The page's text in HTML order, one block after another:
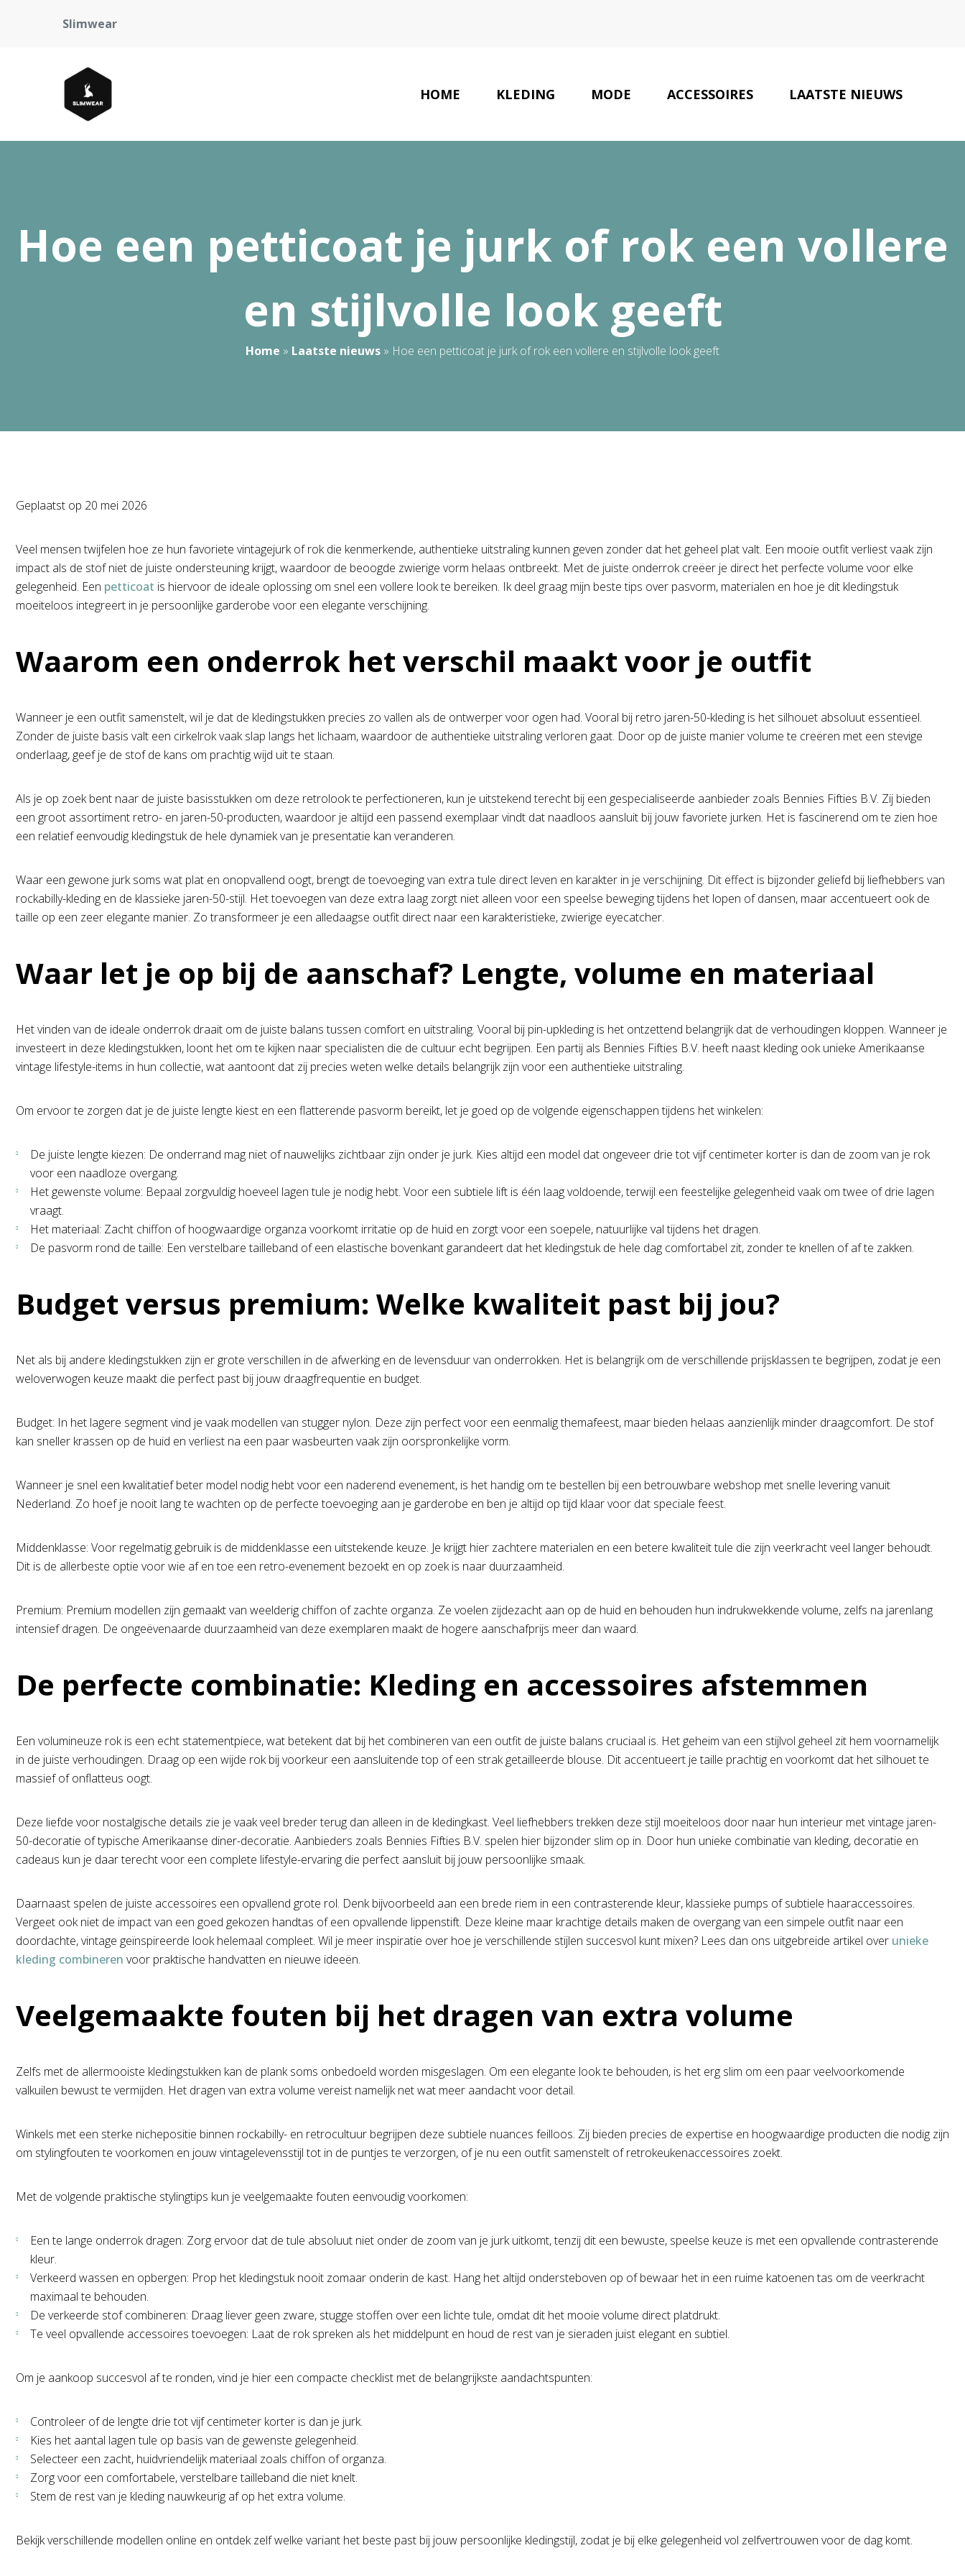
Slimwear
HOME KLEDING MODE ACCESSOIRES LAATSTE NIEUWS
Hoe een petticoat je jurk of rok een vollere
en stijlvolle look geeft
Home » Laatste nieuws » Hoe een petticoat je jurk of rok een vollere en stijlvolle look geeft
Geplaatst op 20 mei 2026
Veel mensen twijfelen hoe ze hun favoriete vintagejurk of rok die kenmerkende, authentieke uitstraling kunnen geven zonder dat het geheel plat valt. Een mooie outfit verliest vaak zijn
impact als de stof niet de juiste ondersteuning krijgt, waardoor de beoogde zwierige vorm helaas ontbreekt. Met de juiste onderrok creëer je direct het perfecte volume voor elke
gelegenheid. Een petticoat is hiervoor de ideale oplossing om snel een vollere look te bereiken. Ik deel graag mijn beste tips over pasvorm, materialen en hoe je dit kledingstuk
moeiteloos integreert in je persoonlijke garderobe voor een elegante verschijning.
Waarom een onderrok het verschil maakt voor je outfit
Wanneer je een outfit samenstelt, wil je dat de kledingstukken precies zo vallen als de ontwerper voor ogen had. Vooral bij retro jaren-50-kleding is het silhouet absoluut essentieel.
Zonder de juiste basis valt een cirkelrok vaak slap langs het lichaam, waardoor de authentieke uitstraling verloren gaat. Door op de juiste manier volume te creëren met een stevige
onderlaag, geef je de stof de kans om prachtig wijd uit te staan.
Als je op zoek bent naar de juiste basisstukken om deze retrolook te perfectioneren, kun je uitstekend terecht bij een gespecialiseerde aanbieder zoals Bennies Fifties B.V. Zij bieden
een groot assortiment retro- en jaren-50-producten, waardoor je altijd een passend exemplaar vindt dat naadloos aansluit bij jouw favoriete jurken. Het is fascinerend om te zien hoe
een relatief eenvoudig kledingstuk de hele dynamiek van je presentatie kan veranderen.
Waar een gewone jurk soms wat plat en onopvallend oogt, brengt de toevoeging van extra tule direct leven en karakter in je verschijning. Dit effect is bijzonder geliefd bij liefhebbers van
rockabilly-kleding en de klassieke jaren-50-stijl. Het toevoegen van deze extra laag zorgt niet alleen voor een speelse beweging tijdens het lopen of dansen, maar accentueert ook de
taille op een zeer elegante manier. Zo transformeer je een alledaagse outfit direct naar een karakteristieke, zwierige eyecatcher.
Waar let je op bij de aanschaf? Lengte, volume en materiaal
Het vinden van de ideale onderrok draait om de juiste balans tussen comfort en uitstraling. Vooral bij pin-upkleding is het ontzettend belangrijk dat de verhoudingen kloppen. Wanneer je
investeert in deze kledingstukken, loont het om te kijken naar specialisten die de cultuur echt begrijpen. Een partij als Bennies Fifties B.V. heeft naast kleding ook unieke Amerikaanse
vintage lifestyle-items in hun collectie, wat aantoont dat zij precies weten welke details belangrijk zijn voor een authentieke uitstraling.
Om ervoor te zorgen dat je de juiste lengte kiest en een flatterende pasvorm bereikt, let je goed op de volgende eigenschappen tijdens het winkelen:
De juiste lengte kiezen: De onderrand mag niet of nauwelijks zichtbaar zijn onder je jurk. Kies altijd een model dat ongeveer drie tot vijf centimeter korter is dan de zoom van je rok
voor een naadloze overgang.
Het gewenste volume: Bepaal zorgvuldig hoeveel lagen tule je nodig hebt. Voor een subtiele lift is één laag voldoende, terwijl een feestelijke gelegenheid vaak om twee of drie lagen
vraagt.
Het materiaal: Zacht chiffon of hoogwaardige organza voorkomt irritatie op de huid en zorgt voor een soepele, natuurlijke val tijdens het dragen.
De pasvorm rond de taille: Een verstelbare tailleband of een elastische bovenkant garandeert dat het kledingstuk de hele dag comfortabel zit, zonder te knellen of af te zakken.
Budget versus premium: Welke kwaliteit past bij jou?
Net als bij andere kledingstukken zijn er grote verschillen in de afwerking en de levensduur van onderrokken. Het is belangrijk om de verschillende prijsklassen te begrijpen, zodat je een
weloverwogen keuze maakt die perfect past bij jouw draagfrequentie en budget.
Budget: In het lagere segment vind je vaak modellen van stugger nylon. Deze zijn perfect voor een eenmalig themafeest, maar bieden helaas aanzienlijk minder draagcomfort. De stof
kan sneller krassen op de huid en verliest na een paar wasbeurten vaak zijn oorspronkelijke vorm.
Wanneer je snel een kwalitatief beter model nodig hebt voor een naderend evenement, is het handig om te bestellen bij een betrouwbare webshop met snelle levering vanuit
Nederland. Zo hoef je nooit lang te wachten op de perfecte toevoeging aan je garderobe en ben je altijd op tijd klaar voor dat speciale feest.
Middenklasse: Voor regelmatig gebruik is de middenklasse een uitstekende keuze. Je krijgt hier zachtere materialen en een betere kwaliteit tule die zijn veerkracht veel langer behoudt.
Dit is de allerbeste optie voor wie af en toe een retro-evenement bezoekt en op zoek is naar duurzaamheid.
Premium: Premium modellen zijn gemaakt van weelderig chiffon of zachte organza. Ze voelen zijdezacht aan op de huid en behouden hun indrukwekkende volume, zelfs na jarenlang
intensief dragen. De ongeëvenaarde duurzaamheid van deze exemplaren maakt de hogere aanschafprijs meer dan waard.
De perfecte combinatie: Kleding en accessoires afstemmen
Een volumineuze rok is een echt statementpiece, wat betekent dat bij het combineren van een outfit de juiste balans cruciaal is. Het geheim van een stijlvol geheel zit hem voornamelijk
in de juiste verhoudingen. Draag op een wijde rok bij voorkeur een aansluitende top of een strak getailleerde blouse. Dit accentueert je taille prachtig en voorkomt dat het silhouet te
massief of onflatteus oogt.
Deze liefde voor nostalgische details zie je vaak veel breder terug dan alleen in de kledingkast. Veel liefhebbers trekken deze stijl moeiteloos door naar hun interieur met vintage jaren-
50-decoratie of typische Amerikaanse diner-decoratie. Aanbieders zoals Bennies Fifties B.V. spelen hier bijzonder slim op in. Door hun unieke combinatie van kleding, decoratie en
cadeaus kun je daar terecht voor een complete lifestyle-ervaring die perfect aansluit bij jouw persoonlijke smaak.
Daarnaast spelen de juiste accessoires een opvallend grote rol. Denk bijvoorbeeld aan een brede riem in een contrasterende kleur, klassieke pumps of subtiele haaraccessoires.
Vergeet ook niet de impact van een goed gekozen handtas of een opvallende lippenstift. Deze kleine maar krachtige details maken de overgang van een simpele outfit naar een
doordachte, vintage geïnspireerde look helemaal compleet. Wil je meer inspiratie over hoe je verschillende stijlen succesvol kunt mixen? Lees dan ons uitgebreide artikel over unieke
kleding combineren voor praktische handvatten en nieuwe ideeën.
Veelgemaakte fouten bij het dragen van extra volume
Zelfs met de allermooiste kledingstukken kan de plank soms onbedoeld worden misgeslagen. Om een elegante look te behouden, is het erg slim om een paar veelvoorkomende
valkuilen bewust te vermijden. Het dragen van extra volume vereist namelijk net wat meer aandacht voor detail.
Winkels met een sterke nichepositie binnen rockabilly- en retrocultuur begrijpen deze subtiele nuances feilloos. Zij bieden precies de expertise en hoogwaardige producten die nodig zijn
om stylingfouten te voorkomen en jouw vintagelevensstijl tot in de puntjes te verzorgen, of je nu een outfit samenstelt of retrokeukenaccessoires zoekt.
Met de volgende praktische stylingtips kun je veelgemaakte fouten eenvoudig voorkomen:
Een te lange onderrok dragen: Zorg ervoor dat de tule absoluut niet onder de zoom van je jurk uitkomt, tenzij dit een bewuste, speelse keuze is met een opvallende contrasterende
kleur.
Verkeerd wassen en opbergen: Prop het kledingstuk nooit zomaar onderin de kast. Hang het altijd ondersteboven op of bewaar het in een ruime katoenen tas om de veerkracht
maximaal te behouden.
De verkeerde stof combineren: Draag liever geen zware, stugge stoffen over een lichte tule, omdat dit het mooie volume direct platdrukt.
Te veel opvallende accessoires toevoegen: Laat de rok spreken als het middelpunt en houd de rest van je sieraden juist elegant en subtiel.
Om je aankoop succesvol af te ronden, vind je hier een compacte checklist met de belangrijkste aandachtspunten:
Controleer of de lengte drie tot vijf centimeter korter is dan je jurk.
Kies het aantal lagen tule op basis van de gewenste gelegenheid.
Selecteer een zacht, huidvriendelijk materiaal zoals chiffon of organza.
Zorg voor een comfortabele, verstelbare tailleband die niet knelt.
Stem de rest van je kleding nauwkeurig af op het extra volume.
Bekijk verschillende modellen online en ontdek zelf welke variant het beste past bij jouw persoonlijke kledingstijl, zodat je bij elke gelegenheid vol zelfvertrouwen voor de dag komt.